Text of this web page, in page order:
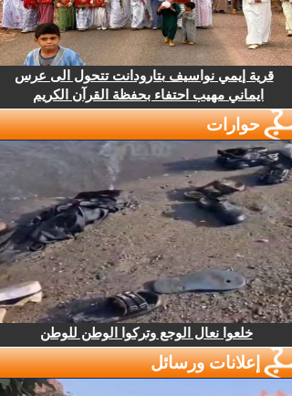
قرية إيمي نواسيف بتارودانت تتحول الى عرس
ايماني مهيب احتفاء بحفظة القرآن الكريم
حوارات
خلعوا نعال الوجع وتركوا الوطن للوطن
إعلانات ورسائل